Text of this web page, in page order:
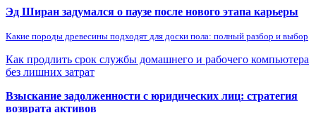
Эд Ширан задумался о паузе после нового этапа карьеры
Какие породы древесины подходят для доски пола: полный разбор и выбор
Как продлить срок службы домашнего и рабочего компьютера
без лишних затрат
Взыскание задолженности с юридических лиц: стратегия
возврата активов